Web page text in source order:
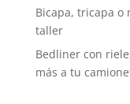
Bicapa, tricapa o
taller
Bedliner con
más a tu